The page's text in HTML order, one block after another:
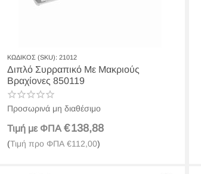
ΚΩΔΙΚΟΣ (SKU): 21012
Διπλό Συρραπικό Με Μακριούς
Βραχίονες 850119
Προσωρινά μη διαθέσιμο
Τιμή με ΦΠΑ €138,88
(Τιμή προ ΦΠΑ €112,00)